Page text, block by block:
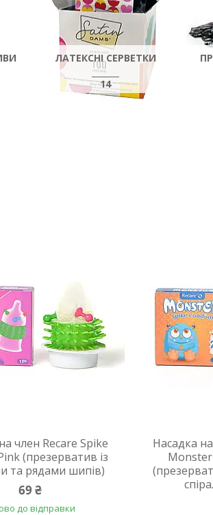
ЛАТЕКСНІ СЕРВЕТКИ
14
член Recare Spike
(презерватив із
та рядами шипів)
69 ₴
до відправки
Насадка